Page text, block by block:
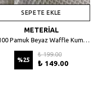
SEPETE EKLE
METERİAL
%100 Pamuk Beyaz Waffle Kumaş – Petek Dokulu, 140 cm En
%25
₺ 199.00
₺ 149.00